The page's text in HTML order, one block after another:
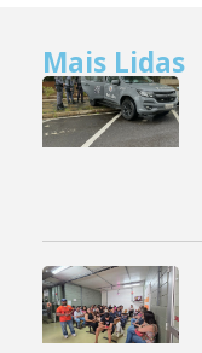
Mais Lidas